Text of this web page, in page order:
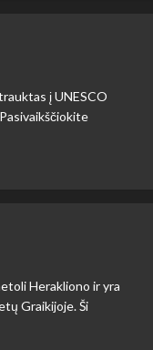
į UNESCO
Herakliono ir yra
Graikijoje. Ši